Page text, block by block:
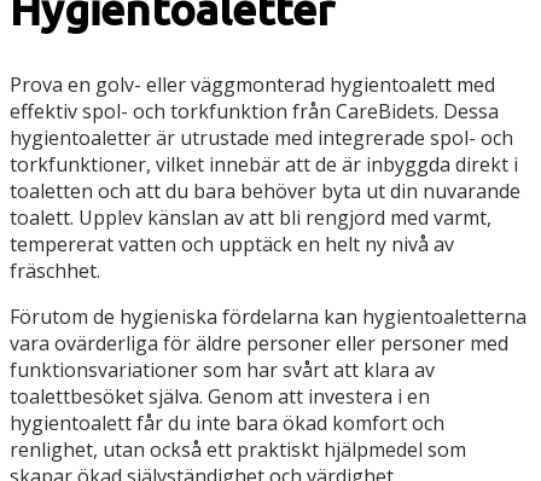
Prova en golv- eller väggmonterad hygientoalett med
effektiv spol- och torkfunktion från CareBidets. Dessa
hygientoaletter är utrustade med integrerade spol- och
torkfunktioner, vilket innebär att de är inbyggda direkt i
toaletten och att du bara behöver byta ut din nuvarande
toalett. Upplev känslan av att bli rengjord med varmt,
tempererat vatten och upptäck en helt ny nivå av
fräschhet.
Förutom de hygieniska fördelarna kan hygientoaletterna
vara ovärderliga för äldre personer eller personer med
funktionsvariationer som har svårt att klara av
toalettbesöket själva. Genom att investera i en
hygientoalett får du inte bara ökad komfort och
renlighet, utan också ett praktiskt hjälpmedel som